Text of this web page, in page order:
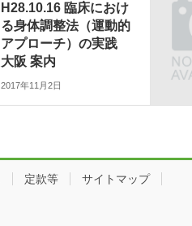
H28.10.16 臨床におけ
る身体調整法（運動的
アプローチ）の実践
大阪 案内
2017年11月2日
定款等 サイトマップ